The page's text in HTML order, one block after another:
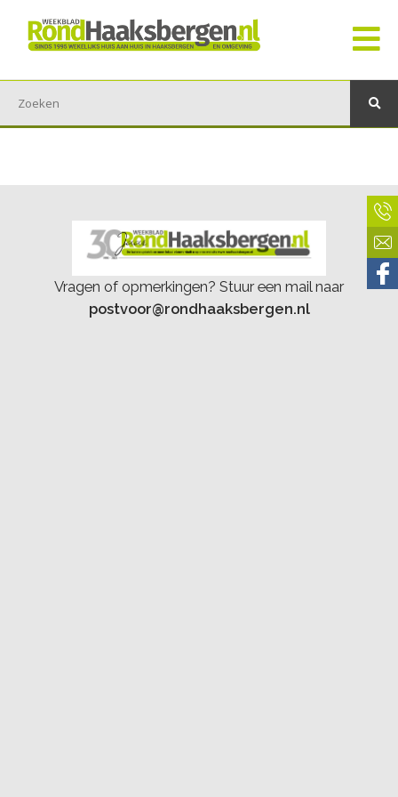
Vragen of opmerkingen? Stuur een mail naar
postvoor@rondhaaksbergen.nl